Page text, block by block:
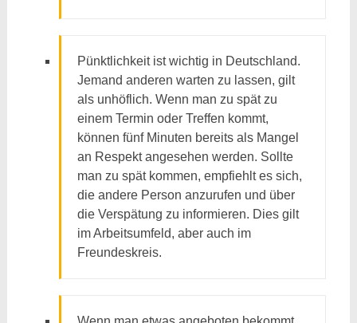
Pünktlichkeit ist wichtig in Deutschland.
Jemand anderen warten zu lassen, gilt
als unhöflich. Wenn man zu spät zu
einem Termin oder Treffen kommt,
können fünf Minuten bereits als Mangel
an Respekt angesehen werden. Sollte
man zu spät kommen, empfiehlt es sich,
die andere Person anzurufen und über
die Verspätung zu informieren. Dies gilt
im Arbeitsumfeld, aber auch im
Freundeskreis.